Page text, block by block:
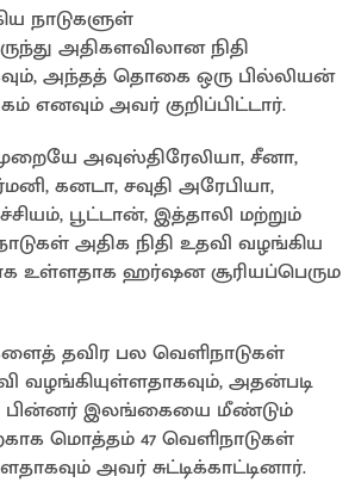
நாடுகளுள்
அதிகளவிலான நிதி
அந்தத் தொகை ஒரு பில்லியன்
எனவும் அவர் குறிப்பிட்டார்.
அவுஸ்திரேலியா, சீனா,
கனடா, சவுதி அரேபியா,
பூட்டான், இத்தாலி மற்றும்
அதிக நிதி உதவி வழங்கிய
உள்ளதாக ஹர்ஷன சூரியப்பெரும
தவிர பல வெளிநாடுகள்
வழங்கியுள்ளதாகவும், அதன்படி
பின்னர் இலங்கையை மீண்டும்
மொத்தம் 47 வெளிநாடுகள்
அவர் சுட்டிக்காட்டினார்.